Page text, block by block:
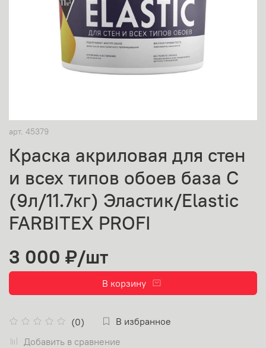
арт. 45379
Краска акриловая для стен
и всех типов обоев база С
(9л/11.7кг) Эластик/Elastic
FARBITEX PROFI
(0)
В избранное
Добавить в сравнение
3 000 ₽/шт
В корзину